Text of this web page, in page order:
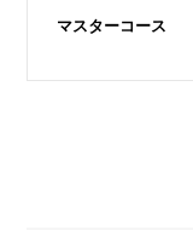
マスターコース